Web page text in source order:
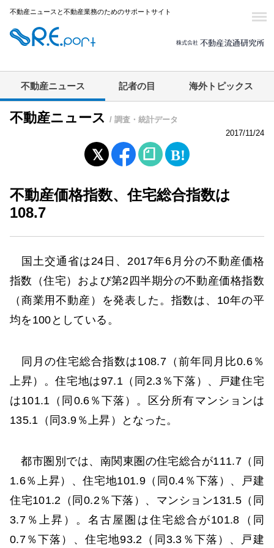
不動産ニュースと不動産業務のためのサポートサイト
不動産ニュース 記者の目 海外トピックス
不動産ニュース / 調査・統計データ
2017/11/24
不動産価格指数、住宅総合指数は
108.7
国土交通省は24日、2017年6月分の不動産価格
指数（住宅）および第2四半期分の不動産価格指数
（商業用不動産）を発表した。指数は、10年の平
均を100としている。
同月の住宅総合指数は108.7（前年同月比0.6％
上昇）。住宅地は97.1（同2.3％下落）、戸建住宅
は101.1（同0.6％下落）。区分所有マンションは
135.1（同3.9％上昇）となった。
都市圏別では、南関東圏の住宅総合が111.7（同
1.6％上昇）、住宅地101.9（同0.4％下落）、戸建
住宅101.2（同0.2％下落）、マンション131.5（同
3.7％上昇）。名古屋圏は住宅総合が101.8（同
0.7％下落）、住宅地93.2（同3.3％下落）、戸建